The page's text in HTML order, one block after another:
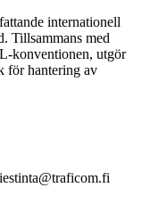
internationell
Tillsammans med
konventionen, utgör
för hantering av